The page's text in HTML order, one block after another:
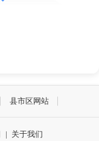
县市区网站
| 关于我们